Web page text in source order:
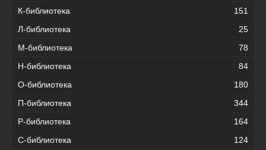
К-библиотека
151
Л-библиотека
25
М-библиотека
78
Н-библиотека
84
О-библиотека
180
П-библиотека
344
Р-библиотека
164
С-библиотека
124